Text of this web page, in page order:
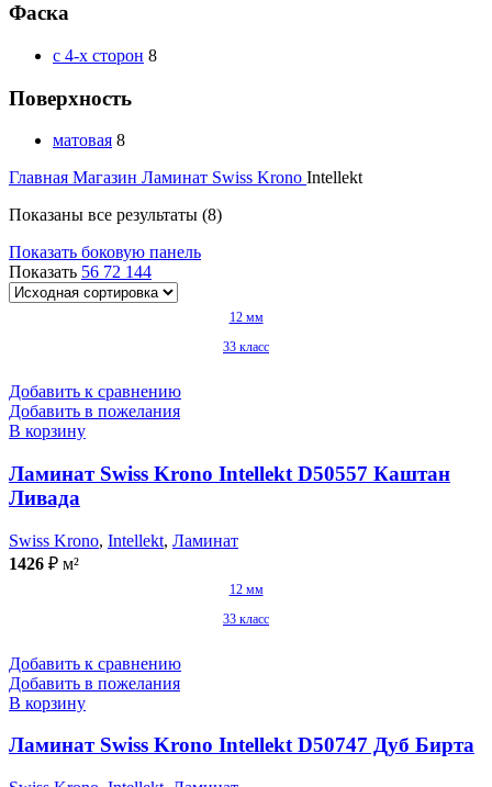
Фаска
с 4-х сторон 8
Поверхность
матовая 8
Главная Магазин Ламинат Swiss Krono Intellekt
Показаны все результаты (8)
Показать боковую панель
Показать 56 72 144
12 мм
33 класс
Добавить к сравнению
Добавить в пожелания
В корзину
Ламинат Swiss Krono Intellekt D50557 Каштан
Ливада
Swiss Krono, Intellekt, Ламинат
1426 ₽ м²
12 мм
33 класс
Добавить к сравнению
Добавить в пожелания
В корзину
Ламинат Swiss Krono Intellekt D50747 Дуб Бирта